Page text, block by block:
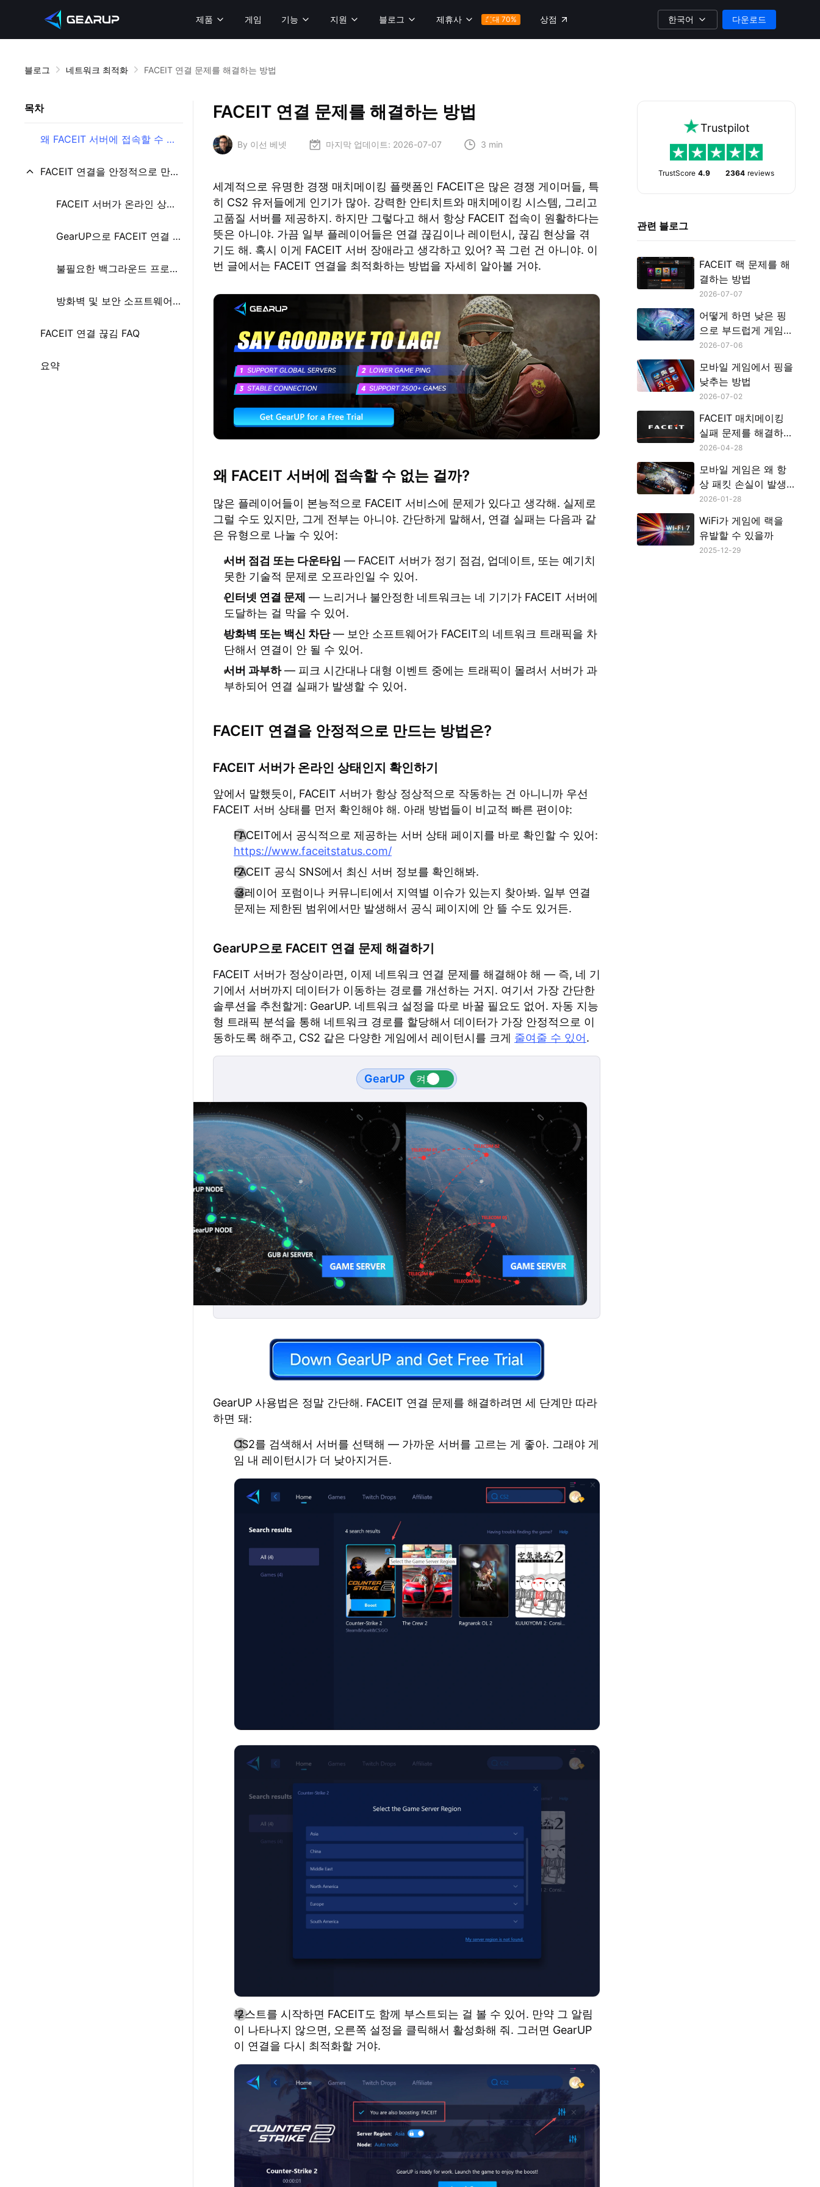
제품 게임 기능 지원 블로그 제휴사 최대 70% 상점 한국어 다운로드
블로그 네트워크 최적화 FACEIT 연결 문제를 해결하는 방법
목차
왜 FACEIT 서버에 접속할 수 없는 걸까?
FACEIT 연결을 안정적으로 만드는 방법은?
FACEIT 서버가 온라인 상태인지 확인하기
GearUP으로 FACEIT 연결 문제 해결하기
불필요한 백그라운드 프로그램 종료하기
방화벽 및 보안 소프트웨어 확인하기
FACEIT 연결 끊김 FAQ
요약
FACEIT 연결 문제를 해결하는 방법
By 이선 베넷 마지막 업데이트: 2026-07-07 3 min
세계적으로 유명한 경쟁 매치메이킹 플랫폼인 FACEIT은 많은 경쟁 게이머들, 특
히 CS2 유저들에게 인기가 많아. 강력한 안티치트와 매치메이킹 시스템, 그리고
고품질 서버를 제공하지. 하지만 그렇다고 해서 항상 FACEIT 접속이 원활하다는
뜻은 아니야. 가끔 일부 플레이어들은 연결 끊김이나 레이턴시, 끊김 현상을 겪
기도 해. 혹시 이게 FACEIT 서버 장애라고 생각하고 있어? 꼭 그런 건 아니야. 이
번 글에서는 FACEIT 연결을 최적화하는 방법을 자세히 알아볼 거야.
왜 FACEIT 서버에 접속할 수 없는 걸까?
많은 플레이어들이 본능적으로 FACEIT 서비스에 문제가 있다고 생각해. 실제로
그럴 수도 있지만, 그게 전부는 아니야. 간단하게 말해서, 연결 실패는 다음과 같
은 유형으로 나눌 수 있어:
서버 점검 또는 다운타임 — FACEIT 서버가 정기 점검, 업데이트, 또는 예기치
못한 기술적 문제로 오프라인일 수 있어.
인터넷 연결 문제 — 느리거나 불안정한 네트워크는 네 기기가 FACEIT 서버에
도달하는 걸 막을 수 있어.
방화벽 또는 백신 차단— 보안 소프트웨어가 FACEIT의 네트워크 트래픽을 차
단해서 연결이 안 될 수 있어.
서버 과부하— 피크 시간대나 대형 이벤트 중에는 트래픽이 몰려서 서버가 과
부하되어 연결 실패가 발생할 수 있어.
FACEIT 연결을 안정적으로 만드는 방법은?
FACEIT 서버가 온라인 상태인지 확인하기
앞에서 말했듯이, FACEIT 서버가 항상 정상적으로 작동하는 건 아니니까 우선
FACEIT 서버 상태를 먼저 확인해야 해. 아래 방법들이 비교적 빠른 편이야:
FACEIT에서 공식적으로 제공하는 서버 상태 페이지를 바로 확인할 수 있어:
https://www.faceitstatus.com/
FACEIT 공식 SNS에서 최신 서버 정보를 확인해봐.
플레이어 포럼이나 커뮤니티에서 지역별 이슈가 있는지 찾아봐. 일부 연결
문제는 제한된 범위에서만 발생해서 공식 페이지에 안 뜰 수도 있거든.
GearUP으로 FACEIT 연결 문제 해결하기
FACEIT 서버가 정상이라면, 이제 네트워크 연결 문제를 해결해야 해 — 즉, 네 기
기에서 서버까지 데이터가 이동하는 경로를 개선하는 거지. 여기서 가장 간단한
솔루션을 추천할게: GearUP. 네트워크 설정을 따로 바꿀 필요도 없어. 자동 지능
형 트래픽 분석을 통해 네트워크 경로를 할당해서 데이터가 가장 안정적으로 이
동하도록 해주고, CS2 같은 다양한 게임에서 레이턴시를 크게 줄여줄 수 있어.
GearUP
GearUP 사용법은 정말 간단해. FACEIT 연결 문제를 해결하려면 세 단계만 따라
하면 돼:
CS2를 검색해서 서버를 선택해 — 가까운 서버를 고르는 게 좋아. 그래야 게
임 내 레이턴시가 더 낮아지거든.
부스트를 시작하면 FACEIT도 함께 부스트되는 걸 볼 수 있어. 만약 그 알림
이 나타나지 않으면, 오른쪽 설정을 클릭해서 활성화해 줘. 그러면 GearUP
이 연결을 다시 최적화할 거야.
Trustpilot
TrustScore 4.9 2364 reviews
관련 블로그
FACEIT 랙 문제를 해
결하는 방법
2026-07-07
어떻게 하면 낮은 핑
으로 부드럽게 게임할
수 있을까?
2026-07-06
모바일 게임에서 핑을
낮추는 방법
2026-07-02
FACEIT 매치메이킹
실패 문제를 해결하는
방법
2026-04-28
모바일 게임은 왜 항
상 패킷 손실이 발생
할까
2026-01-28
WiFi가 게임에 랙을
유발할 수 있을까
2025-12-29